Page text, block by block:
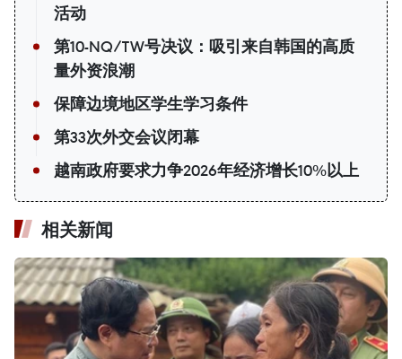
活动
第10-NQ/TW号决议：吸引来自韩国的高质
量外资浪潮
保障边境地区学生学习条件
第33次外交会议闭幕
越南政府要求力争2026年经济增长10%以上
相关新闻